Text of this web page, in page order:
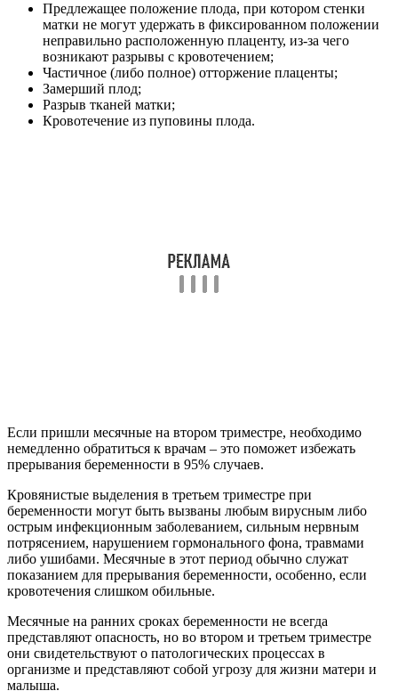
Предлежащее положение плода, при котором стенки
матки не могут удержать в фиксированном положении
неправильно расположенную плаценту, из-за чего
возникают разрывы с кровотечением;
Частичное (либо полное) отторжение плаценты;
Замерший плод;
Разрыв тканей матки;
Кровотечение из пуповины плода.
Если пришли месячные на втором триместре, необходимо
немедленно обратиться к врачам – это поможет избежать
прерывания беременности в 95% случаев.
Кровянистые выделения в третьем триместре при
беременности могут быть вызваны любым вирусным либо
острым инфекционным заболеванием, сильным нервным
потрясением, нарушением гормонального фона, травмами
либо ушибами. Месячные в этот период обычно служат
показанием для прерывания беременности, особенно, если
кровотечения слишком обильные.
Месячные на ранних сроках беременности не всегда
представляют опасность, но во втором и третьем триместре
они свидетельствуют о патологических процессах в
организме и представляют собой угрозу для жизни матери и
малыша.